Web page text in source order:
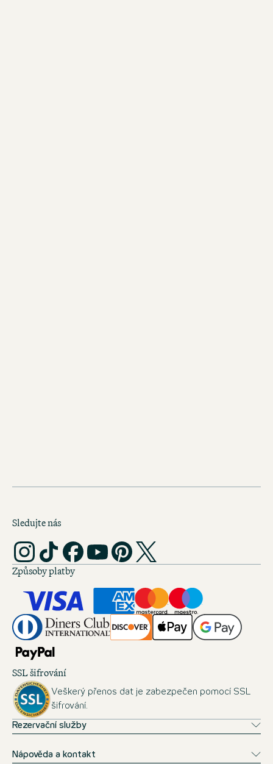
Sledujte nás
Způsoby platby
SSL šifrování
Veškerý přenos dat je zabezpečen pomocí SSL
šifrování.
Rezervační služby
Nápověda a kontakt